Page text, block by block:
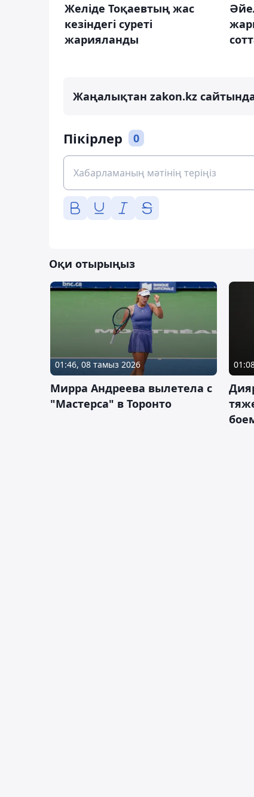
Желіде Тоқаевтың жас
кезіндегі суреті
жарияланды
Жаңалықтан zakon.kz
Пікірлер 0
Оқи отырыңыз
01:46, 08 тамыз 2026
Мирра Андреева вылетела с
"Мастерса" в Торонто